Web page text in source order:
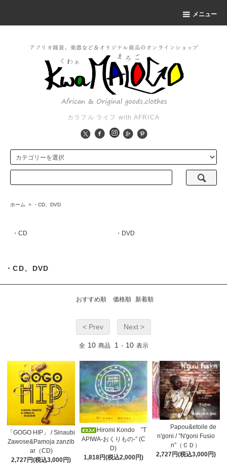
メニュー
カラフル ライフ with AFRICA
ホーム > ・CD、DVD
・CD ・DVD
・CD、DVD
おすすめ順 価格順 新着順
< Prev Next >
全 10 商品 1 - 10 表示
「GOGO HIP」 / Sinaubi
Zawose&Pamoja zanzib
ar（CD)
2,727円(税込3,000円)
Hiromi Kondo ”T
APIWA-おくりもの-” (C
D)
1,818円(税込2,000円)
Papou&etoile de
n'goni / ”N'goni Fusio
n”（ＣＤ）
2,727円(税込3,000円)